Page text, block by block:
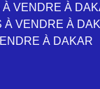
À VENDRE À
À VENDRE À
À DAKAR